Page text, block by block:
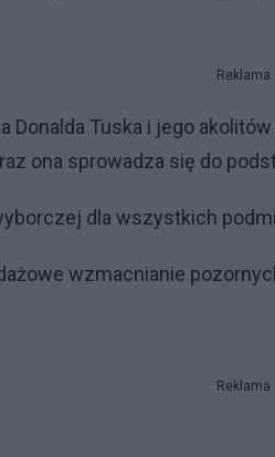
Reklama
Donalda Tuska i jego
ona sprowadza się do
dla wszystkich
wzmacnianie
Reklama